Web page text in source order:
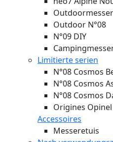
Outdoor N°08
N°09 DIY
Limitierte serien
N°08 Cosmos
N°08 Cosmos
N°08 Cosmos
Origines
Accessoires
Messeretuis